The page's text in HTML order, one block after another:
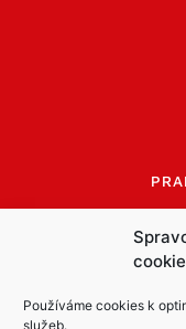
Používáme cookies k
služeb.